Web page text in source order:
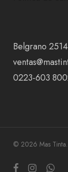
Belgrano
0223-603
© 2026 Mas Tinta.
facebookinstagramwhatsapp